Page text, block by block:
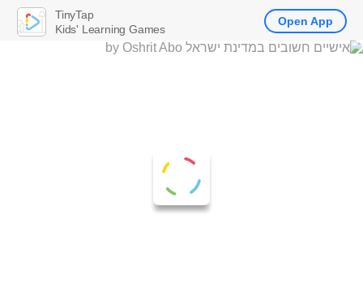
TinyTap
Kids' Learning Games
Open App